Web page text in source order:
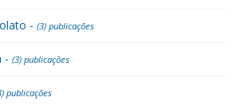
- (3) publicações
- (3) publicações
publicações